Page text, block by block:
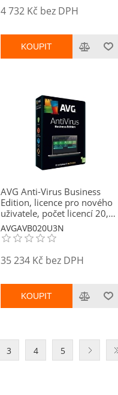
4 732 Kč bez DPH
KOUPIT
AVG Anti-Virus Business
Edition, licence pro nového
uživatele, počet licencí 20,
platnost 3 roky
AVGAVB020U3N
35 234 Kč bez DPH
KOUPIT
3 4 5